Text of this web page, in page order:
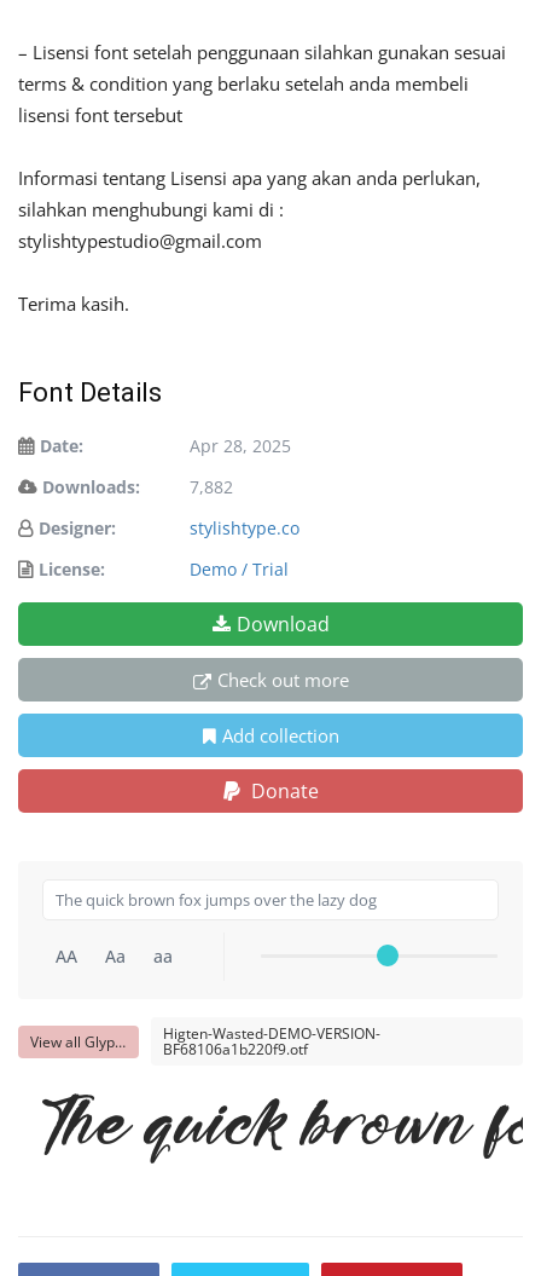
– Lisensi font setelah penggunaan silahkan gunakan sesuai
terms & condition yang berlaku setelah anda membeli
lisensi font tersebut
Informasi tentang Lisensi apa yang akan anda perlukan,
silahkan menghubungi kami di :
stylishtypestudio@gmail.com
Terima kasih.
Font Details
Date:
Apr 28, 2025
Downloads:
7,882
Designer:
stylishtype.co
License:
Demo / Trial
Download
Check out more
Add collection
Donate
AA Aa aa
View all Glyphs Higten-Wasted-DEMO-VERSION-
BF68106a1b220f9.otf
The quick brown